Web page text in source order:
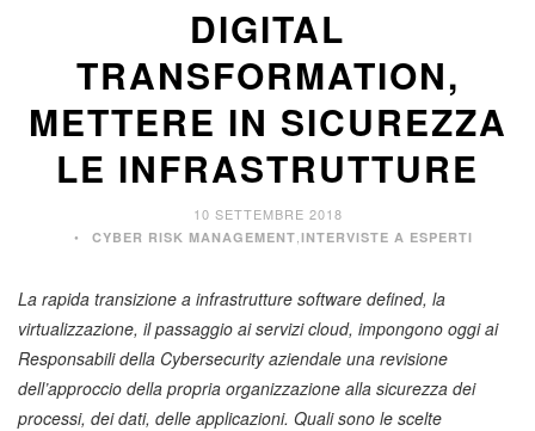
DIGITAL
TRANSFORMATION,
METTERE IN SICUREZZA
LE INFRASTRUTTURE
10 SETTEMBRE 2018
CYBER RISK MANAGEMENT INTERVISTE A ESPERTI
La rapida transizione a infrastrutture software defined, la
virtualizzazione, il passaggio ai servizi cloud, impongono oggi ai
Responsabili della Cybersecurity aziendale una revisione
dell’approccio della propria organizzazione alla sicurezza dei
processi, dei dati, delle applicazioni. Quali sono le scelte